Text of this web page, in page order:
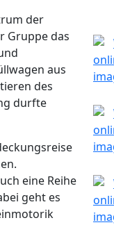
der
Gruppe das
aus
des
durfte
eine Reihe
geht es